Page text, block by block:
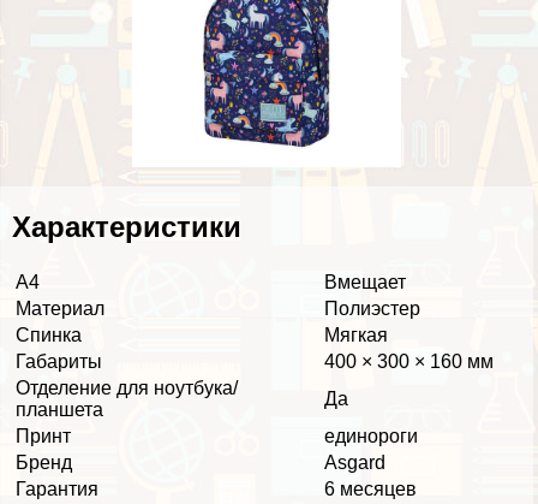
Хаpaктеристики
А4
Вмещает
Материал
Полиэстер
Спинка
Мягкая
Габариты
400 × 300 × 160 мм
Отделение для ноутбука/
планшета
Да
Принт
единороги
Бренд
Asgard
Гарантия
6 месяцев